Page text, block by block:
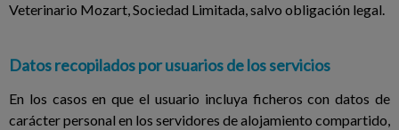
Veterinario Mozart, Sociedad Limitada, salvo obligación legal.
Datos recopilados por usuarios de los servicios
En los casos en que el usuario incluya ficheros con datos de
carácter personal en los servidores de alojamiento compartido,